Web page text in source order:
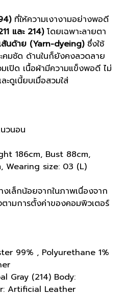
ที่ให้ความเงางามอย่างพอดี
และ 214)โดยเฉพาะลายตา
ส้นด้าย (Yarn-dyeing)ซึ่งใช้
คมชัด ด้านในก็ยังคงลวดลาย
มเปิด เนื้อผ้ามีความแข็งพอดี ไม่
ดูเนี้ยบเมื่อสวมใส่
วนอน
186cm, Bust 88cm,
Wearing size: 03 (L)
เล็กน้อยจากในภาพเนื่องจาก
ามการตั้งค่าของคอมพิวเตอร์
99% , Polyurethane 1%
Gray (214) Body:
Artificial Leather